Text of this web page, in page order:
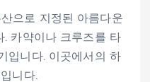
으로 지정된 아름다운
. 카약이나 크루즈를 타
입니다. 이곳에서의 하
니다.